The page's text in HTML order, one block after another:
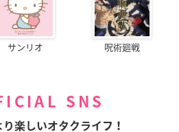
サンリオ 呪術廻戦
SNS
楽しいオタクライフ！